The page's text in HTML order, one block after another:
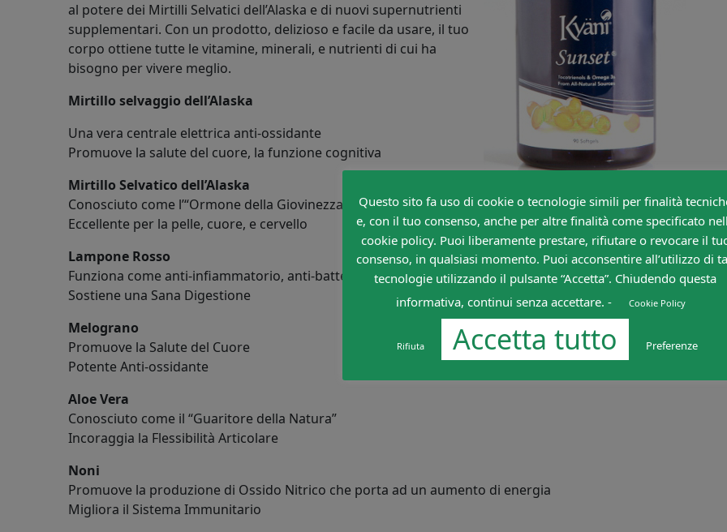
al potere dei Mirtilli Selvatici dell’Alaska e di nuovi supernutrienti
supplementari. Con un prodotto, delizioso e facile da usare, il tuo
corpo ottiene tutte le vitamine, minerali, e nutrienti di cui ha
bisogno per vivere meglio.
Mirtillo selvaggio dell’Alaska
Una vera centrale elettrica anti-ossidante
Promuove la salute del cuore, la funzione cognitiva
Mirtillo Selvatico dell’Alaska
Conosciuto come l’“Ormone della Giovinezza”
Eccellente per la pelle, cuore, e cervello
Lampone Rosso
Funziona come anti-infiammatorio, anti-batterico, anti-fungino
Sostiene una Sana Digestione
Melograno
Promuove la Salute del Cuore
Potente Anti-ossidante
Aloe Vera
Conosciuto come il “Guaritore della Natura”
Incoraggia la Flessibilità Articolare
Noni
Promuove la produzione di Ossido Nitrico che porta ad un aumento di energia
Migliora il Sistema Immunitario
Questo sito fa uso di cookie o tecnologie simili per finalità
e, con il tuo consenso, anche per altre finalità come specificato
cookie policy. Puoi liberamente prestare, rifiutare o revocare il
consenso, in qualsiasi momento. Puoi acconsentire all’utilizzo di
tecnologie utilizzando il pulsante “Accetta”. Chiudendo questa
informativa, continui senza accettare. -
Cookie Policy
Rifiuta Accetta tutto Preferenze